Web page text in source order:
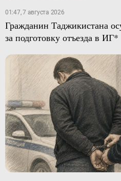
01:47, 7 августа 2026
Гражданин Таджикистана
за подготовку отъезда в ИГ*